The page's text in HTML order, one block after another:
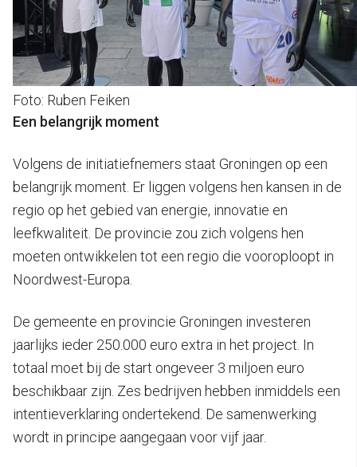
Foto: Ruben Feiken
Een belangrijk moment
Volgens de initiatiefnemers staat Groningen op een
belangrijk moment. Er liggen volgens hen kansen in de
regio op het gebied van energie, innovatie en
leefkwaliteit. De provincie zou zich volgens hen
moeten ontwikkelen tot een regio die vooroploopt in
Noordwest-Europa.
De gemeente en provincie Groningen investeren
jaarlijks ieder 250.000 euro extra in het project. In
totaal moet bij de start ongeveer 3 miljoen euro
beschikbaar zijn. Zes bedrijven hebben inmiddels een
intentieverklaring ondertekend. De samenwerking
wordt in principe aangegaan voor vijf jaar.